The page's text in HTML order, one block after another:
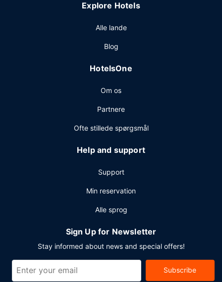
antal timer). Fuld morgenmad tilbydes mod gebyr dagligt
Gæsterne har blandt andet adgang til en computerstation,
tilbyder arrangementfaciliteter, såsom et konferencecenter
Explore Hotels
Alle lande
Blog
HotelsOne
Om os
Partnere
Ofte stillede spørgsmål
Help and support
Support
Min reservation
Alle sprog
Sign Up for Newsletter
Stay informed about news and special offers!
Subscribe